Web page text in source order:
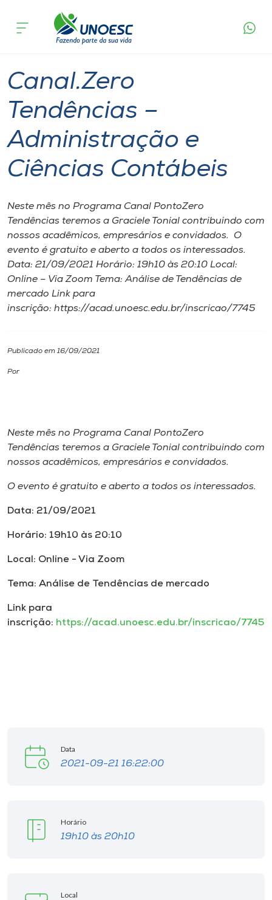
Cursos
Pesquisa
Atendimento ao Estudante
Portal de Ensino
A
Internacionalização
I.nova
Cultura
Biblioteca
Rádio
Unoesc
Store
acontece
Canal.Zero
Tendências –
Administração e
Ciências Contábeis
Neste mês no Programa Canal PontoZero
Tendências teremos a Graciele Tonial contribuindo com
nossos acadêmicos, empresários e convidados. O
evento é gratuito e aberto a todos os interessados.
Data: 21/09/2021 Horário: 19h10 às 20:10 Local:
Online – Via Zoom Tema: Análise de Tendências de
mercado Link para
inscrição: https://acad.unoesc.edu.br/inscricao/7745
Publicado em 16/09/2021
Por
Neste mês no Programa Canal PontoZero
Tendências teremos a Graciele Tonial contribuindo com
nossos acadêmicos, empresários e convidados.
O evento é gratuito e aberto a todos os interessados.
Data: 21/09/2021
Horário: 19h10 às 20:10
Local: Online - Via Zoom
Tema: Análise de Tendências de mercado
Link para
inscrição: https://acad.unoesc.edu.br/inscricao/7745
Data
2021-09-21 16:22:00
Horário
19h10 às 20h10
Local